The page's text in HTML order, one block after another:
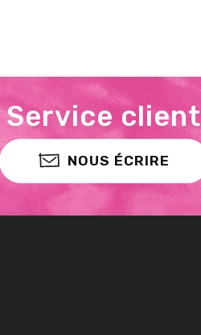
Service client
NOUS ÉCRIRE